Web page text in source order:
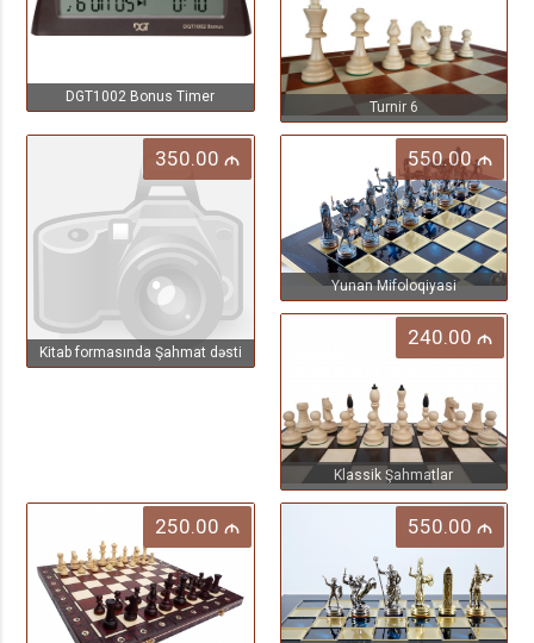
DGT1002 Bonus Timer
Turnir 6
Kitab formasında Şahmat dəsti
350.00 M
Yunan Mifoloqiyasi
550.00M
Klassik Şahmatlar
240.00 M
250.00 M 550.00 M